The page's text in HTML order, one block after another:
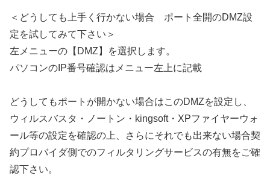
＜どうしても上手く行かない場合 ポート全開のDMZ設
定を試してみて下さい＞
左メニューの【DMZ】を選択します。
パソコンのIP番号確認はメニュー左上に記載
どうしてもポートが開かない場合はこのDMZを設定し、
ウィルスバスタ・ノートン・kingsoft・XPファイヤーウォ
ール等の設定を確認の上、さらにそれでも出来ない場合契
約プロバイダ側でのフィルタリングサービスの有無をご確
認下さい。